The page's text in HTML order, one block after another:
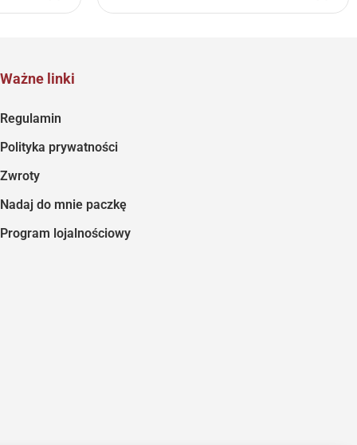
Ważne linki
Regulamin
Polityka prywatności
Zwroty
Nadaj do mnie paczkę
Program lojalnościowy